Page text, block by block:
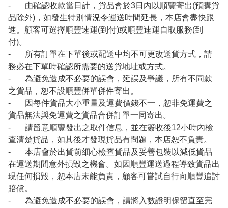
- 由確認收款當日計，貨品會於3日內以順豐寄出(預購貨
品除外)，如發生特別情況令運送時間延長，本店會盡快跟
進。顧客可選擇順豐速運(到付)或順豐速運自取服務(到
付)。
- 所有訂單在下單後或配送中均不可更改送貨方式，請
務必在下單時確認所需要的送貨地址或方式。
- 為避免造成不必要的誤會，延誤及爭議，所有不同款
之貨品，恕不設順豐併單併件寄出。
- 因每件貨品大小重量及運費價錢不一，恕非免運費之
貨品無法與免運費之貨品合併訂單一同寄出。
- 請留意順豐發出之取件信息，並在簽收後12小時內檢
查清楚貨品，如其後才發現貨品有問題，本店恕不負責。
- 本店會於出貨前細心檢查貨品及妥善包裝以減低貨品
在運送期間意外損毀之機會。如因順豐運送過程導致貨品出
現任何損毀，恕本店未能負責，顧客可嘗試自行向順豐追討
賠償。
- 為避免造成不必要的誤會，請將入數證明保留直至完